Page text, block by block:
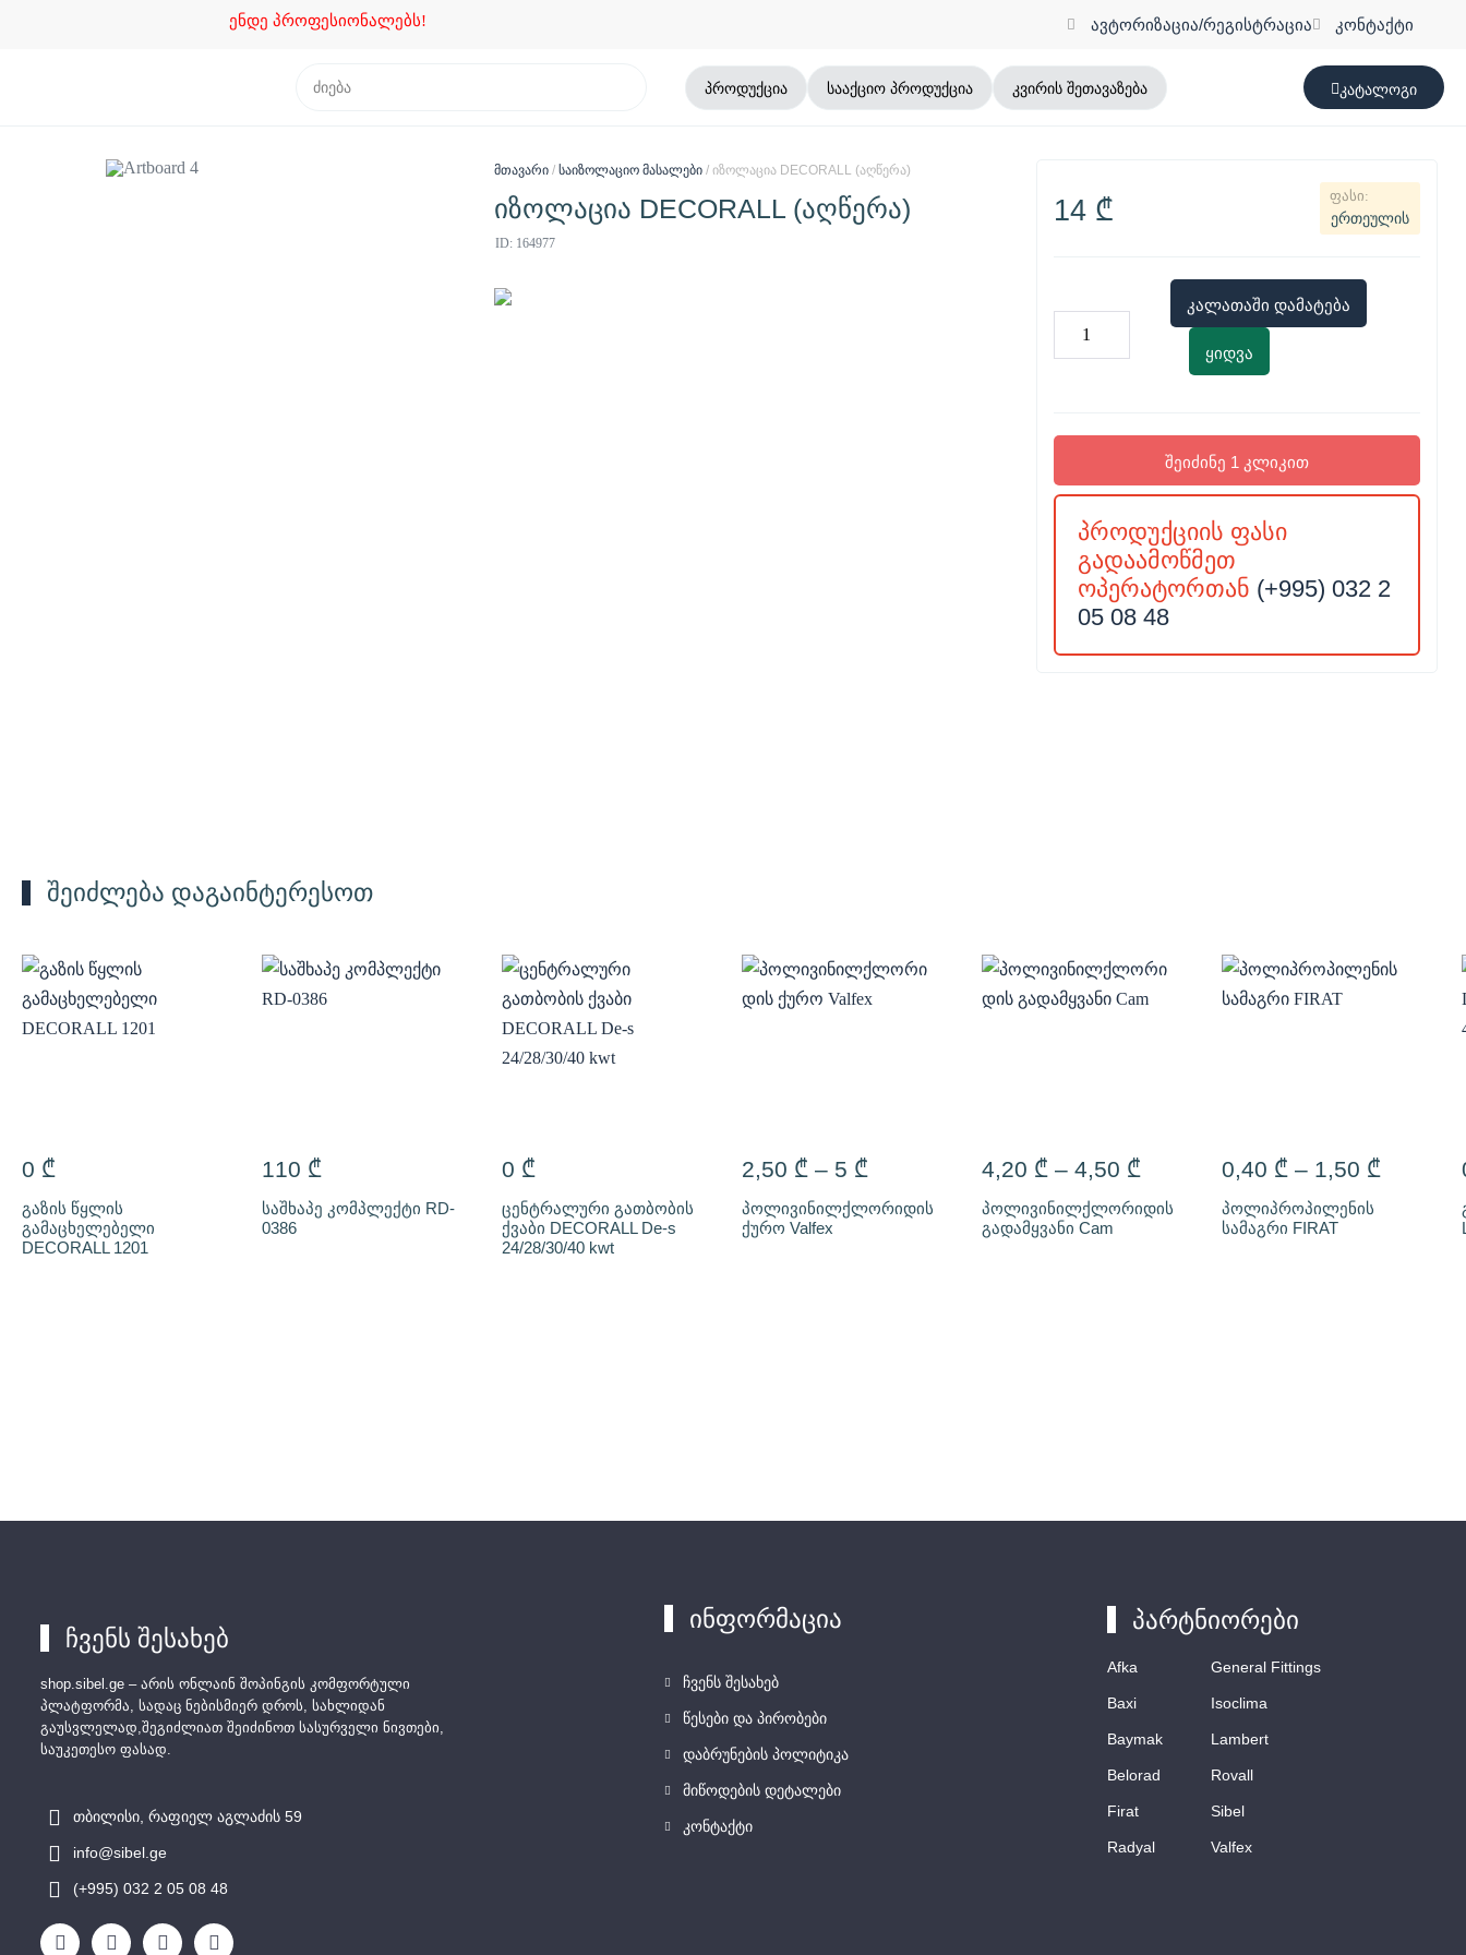
ენდე პროფესიონალებს! ავტორიზაცია/რეგისტრაცია კონტაქტი
პროდუქცია სააქციო პროდუქცია კვირის შეთავაზება კატალოგი
მთავარი/ საიზოლაციო მასალები/ იზოლაცია DECORALL (აღწერა)
იზოლაცია DECORALL (აღწერა)
ID: 164977
14 ₾ ერთეულის
კალათაში დამატება
ყიდვა
შეიძინე 1 კლიკით
პროდუქციის ფასი
გადაამოწმეთ
ოპერატორთან (+995) 032 2
05 08 48
შეიძლება დაგაინტერესოთ
0 ₾
გაზის წყლის
გამაცხელებელი
DECORALL 1201
110 ₾
საშხაპე კომპლექტი RD-
0386
0 ₾
ცენტრალური გათბობის
ქვაბი DECORALL De-s
24/28/30/40 kwt
2,50 ₾ – 5 ₾
პოლივინილქლორიდის
ქურო Valfex
4,20 ₾ – 4,50 ₾
პოლივინილქლორიდის
გადამყვანი Cam
0,40 ₾ – 1,50 ₾
პოლიპროპილენის
სამაგრი FIRAT
ჩვენს შესახებ
shop.sibel.ge – არის ონლაინ შოპინგის კომფორტული
პლატფორმა, სადაც ნებისმიერ დროს, სახლიდან
გაუსვლელად,შეგიძლიათ შეიძინოთ სასურველი ნივთები,
საუკეთესო ფასად.
თბილისი, რაფიელ აგლაძის 59
info@sibel.ge
(+995) 032 2 05 08 48
ინფორმაცია
ჩვენს შესახებ
წესები და პირობები
დაბრუნების პოლიტიკა
მიწოდების დეტალები
კონტაქტი
პარტნიორები
Afka
Baxi
Baymak
Belorad
Firat
Radyal
General Fittings
Isoclima
Lambert
Rovall
Sibel
Valfex